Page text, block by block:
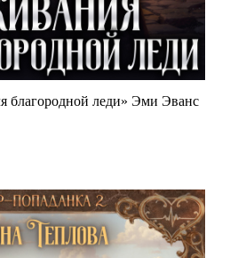
благородной леди» Эми Эванс